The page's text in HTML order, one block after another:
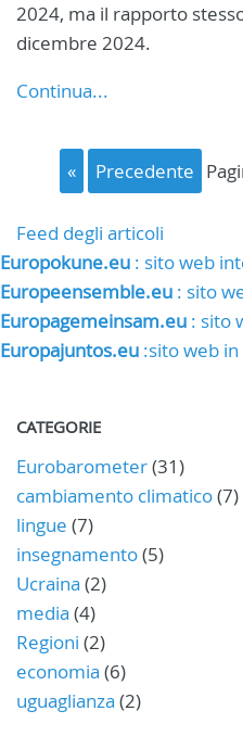
2024, ma il rapporto
dicembre 2024.
Continua...
« precedente
Feed degli articoli
Europokune.eu : sito web
Europeensemble.eu : sito
Europagemeinsam.eu : sito
Europajuntos.eu :sito web in
CATEGORIE
Eurobarometer(31)
cambiamento climatico(7)
lingue (7)
insegnamento(5)
Ucraina (2)
media (4)
Regioni (2)
economia (6)
uguaglianza (2)